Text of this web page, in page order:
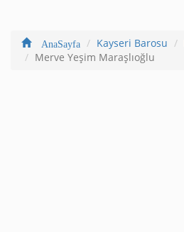
AnaSayfa Kayseri Barosu
Merve Yeşim Maraşlıoğlu